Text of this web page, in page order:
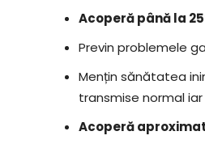
Acoperă până la
Previn problemele
Mențin sănătatea
transmise normal
Acoperă